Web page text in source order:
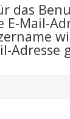
das
Mail-
Adresse